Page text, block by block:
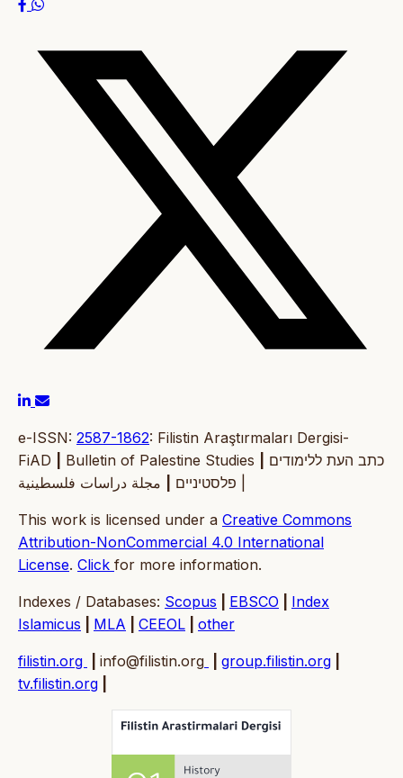
e-ISSN: 2587-1862: Filistin Araştırmaları Dergisi-
FiAD
Bulletin of Palestine Studies
פלסטיניים
This work is licensed under a Creative Commons
Attribution-NonCommercial 4.0 International
License. Click for more information.
Indexes / Databases: Scopus EBSCO
Index
Islamicus
MLA CEEOL other
filistin.org info@filistin.org group.filistin.org
tv.filistin.org